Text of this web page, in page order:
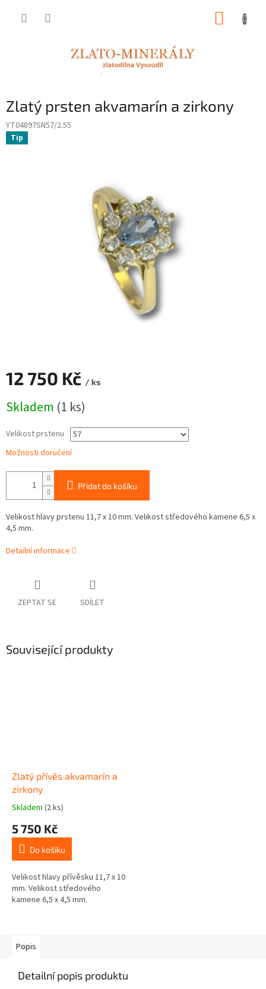
Zlatý prsten akvamarín a zirkony
YT04897SN57/2.55
Tip
12 750 Kč / ks
cena:
Skladem (1 ks)
Velikost prstenu
Možnosti doručení
Přidat do košíku
Velikost hlavy prstenu 11,7 x 10 mm. Velikost středového kamene 6,5 x
4,5 mm.
Detailní informace
ZEPTAT SE SDÍLET
Související produkty
Zlatý přívěs akvamarín a
zirkony
Skladem (2 ks)
5 750 Kč
Do košíku
Velikost hlavy přívěsku 11,7 x 10
mm. Velikost středového
kamene 6,5 x 4,5 mm.
Popis
Detailní popis produktu